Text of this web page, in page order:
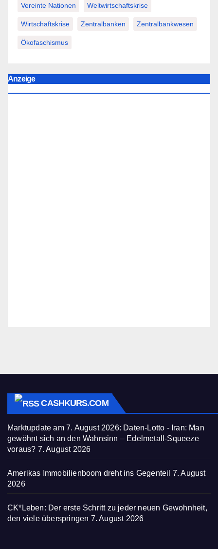
Vereinte Nationen Weltwirtschaftskrise
Wirtschaftskrise Zentralbanken Zentralbankwesen
Ökofaschismus
Anzeige
CASHKURS.COM
Marktupdate am 7. August 2026: Daten-Lotto - Iran: Man
gewöhnt sich an den Wahnsinn – Edelmetall-Squeeze
voraus? 7. August 2026
Amerikas Immobilienboom dreht ins Gegenteil 7. August
2026
CK*Leben: Der erste Schritt zu jeder neuen Gewohnheit,
den viele überspringen 7. August 2026